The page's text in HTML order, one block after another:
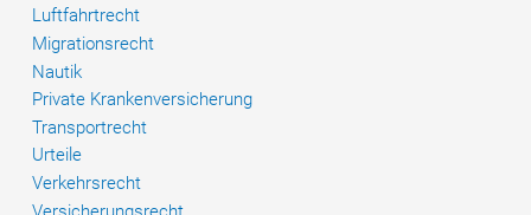
Luftfahrtrecht
Migrationsrecht
Nautik
Private Krankenversicherung
Transportrecht
Urteile
Verkehrsrecht